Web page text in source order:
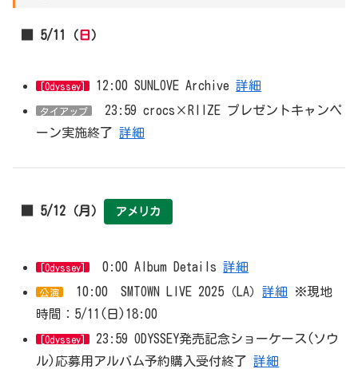
■ 5/11（日 ）
[Odyssey] 12:00 SUNLOVE Archive詳細
タイアップ
23:59 crocs×RIIZE プレゼントキャンペ
ーン実施終了詳細
■ 5/12（月） アメリカ
[Odyssey] 0:00 Album Details詳細
公演 10:00 SMTOWN LIVE 2025（LA）詳細 ※現地
時間：5/11(日)18:00
[Odyssey]
23:59 ODYSSEY発売記念ショーケース(ソウ
ル)応募用アルバム予約購入受付終了詳細